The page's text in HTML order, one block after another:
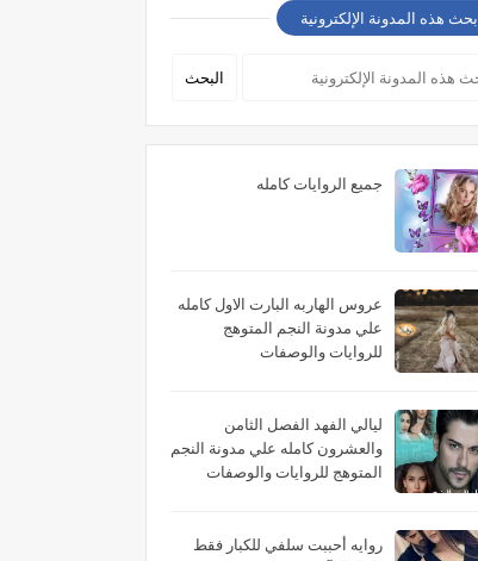
بحث هذه المدونة الإلكترونية
جميع الروايات كامله
عروس الهاربه البارت الاول كامله
علي مدونة النجم المتوهج
للروايات والوصفات
ليالي الفهد الفصل الثامن
والعشرون كامله علي مدونة النجم
المتوهج للروايات والوصفات
روايه أحببت سلفي للكبار فقط